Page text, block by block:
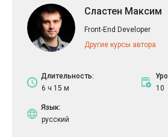
Ограничивать области перемещения
позиционированием.
Использовать свойства flex и grid.
блоки в грид.
Понимать автосвойства грид, и уметь
Уметь совмещать медиа запросы и
Использовать медиа запросы для
Создавать готовый сверстанный
Сластен Максим
Front-End Developer
Другие курсы автора
Длительность:
6 ч 15 м
10
Язык:
русский